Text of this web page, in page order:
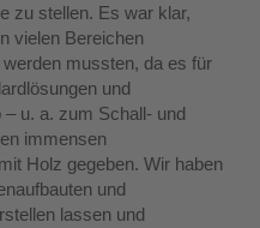
zu stellen. Es war klar,
vielen Bereichen
mussten, da es für
und
u. a. zum Schall- und
immensen
Holz gegeben. Wir haben
und
lassen und